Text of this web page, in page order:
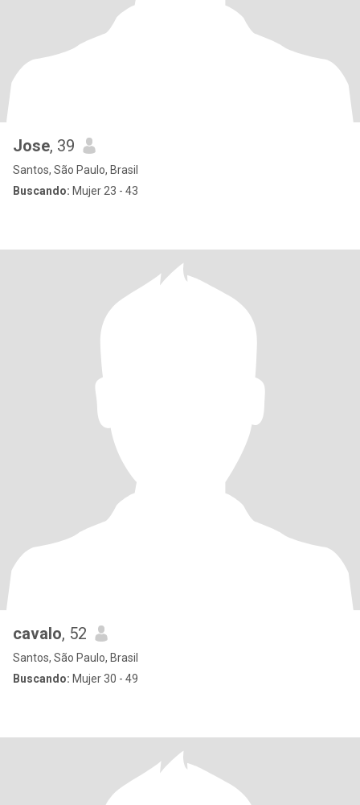
Jose, 39
Santos, São Paulo, Brasil
Buscando: Mujer 23 - 43
cavalo, 52
Santos, São Paulo, Brasil
Buscando: Mujer 30 - 49